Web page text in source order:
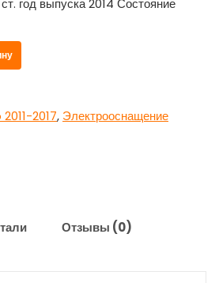
год выпуска 2014 Состояние
2011-2017, Электрооснащение
Отзывы (0)